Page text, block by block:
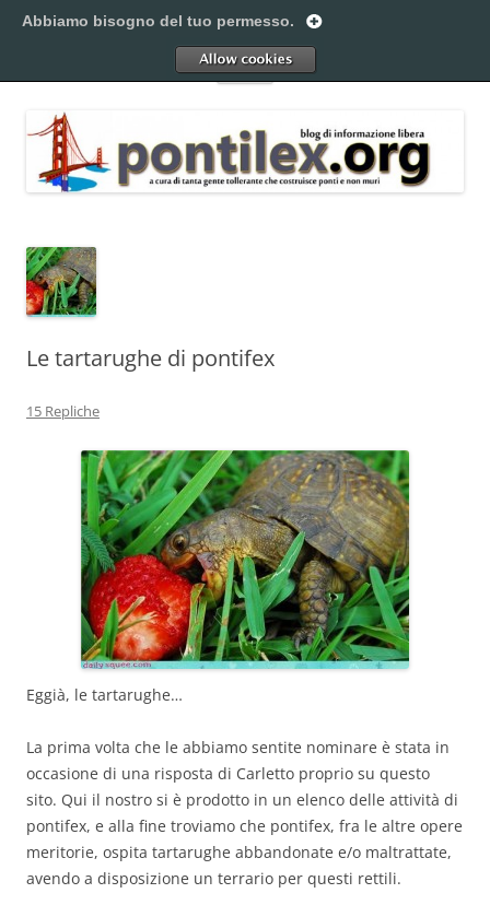
al
Pontilex
Menu
Le tartarughe di pontifex
15 Repliche
Eggià, le tartarughe…
La prima volta che le abbiamo sentite nominare è stata in
occasione di una risposta di Carletto proprio su questo
sito. Qui il nostro si è prodotto in un elenco delle attività di
pontifex, e alla fine troviamo che pontifex, fra le altre opere
meritorie, ospita tartarughe abbandonate e/o maltrattate,
avendo a disposizione un terrario per questi rettili.
Abbiamo bisogno del tuo permesso.